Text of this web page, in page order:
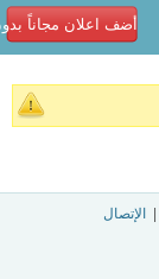
أضف اعلان مجاناً
الإتصال